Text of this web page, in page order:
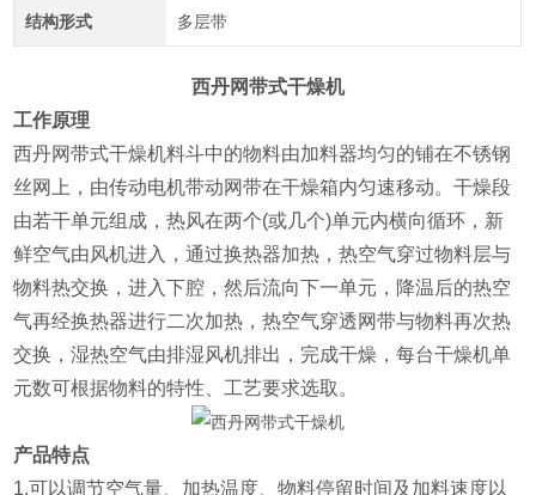
结构形式 多层带
西丹网带式干燥机
工作原理
西丹网带式干燥机料斗中的物料由加料器均匀的铺在不锈钢
丝网上，由传动电机带动网带在干燥箱内匀速移动。干燥段
由若干单元组成，热风在两个(或几个)单元内横向循环，新
鲜空气由风机进入，通过换热器加热，热空气穿过物料层与
物料热交换，进入下腔，然后流向下一单元，降温后的热空
气再经换热器进行二次加热，热空气穿透网带与物料再次热
交换，湿热空气由排湿风机排出，完成干燥，每台干燥机单
元数可根据物料的特性、工艺要求选取。
产品特点
1.可以调节空气量、加热温度、物料停留时间及加料速度以